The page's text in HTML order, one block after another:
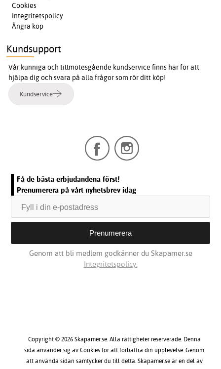
Cookies
Integritetspolicy
Ångra köp
Kundsupport
Vår kunniga och tillmötesgående kundservice finns här för att
hjälpa dig och svara på alla frågor som rör ditt köp!
Kundservice
Få de bästa erbjudandena först!
Prenumerera på vårt nyhetsbrev idag
Genom att bli medlem godkänner du Skapamer.se
Integritetspolicy.
Copyright © 2026 Skapamer.se. Alla rättigheter reserverade. Denna
sida använder sig av Cookies för att förbättra din upplevelse. Genom
att använda sidan samtycker du till detta. Skapamer.se är en del av